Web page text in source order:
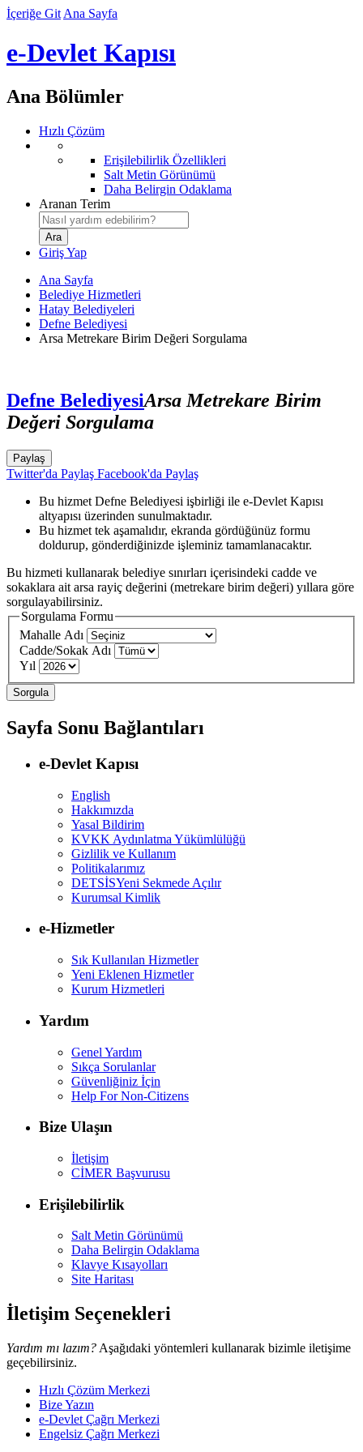
İçeriğe Git Ana Sayfa
e-Devlet Kapısı
Ana Bölümler
Hızlı Çözüm
Erişilebilirlik Özellikleri
Salt Metin Görünümü
Daha Belirgin Odaklama
Aranan Terim
Giriş Yap
Ana Sayfa
Belediye Hizmetleri
Hatay Belediyeleri
Defne Belediyesi
Arsa Metrekare Birim Değeri Sorgulama
Defne BelediyesiArsa Metrekare Birim
Değeri Sorgulama
Paylaş
Twitter'da Paylaş Facebook'da Paylaş
Bu hizmet Defne Belediyesi işbirliği ile e-Devlet Kapısı
altyapısı üzerinden sunulmaktadır.
Bu hizmet tek aşamalıdır, ekranda gördüğünüz formu
doldurup, gönderdiğinizde işleminiz tamamlanacaktır.
Bu hizmeti kullanarak belediye sınırları içerisindeki cadde ve
sokaklara ait arsa rayiç değerini (metrekare birim değeri) yıllara göre
sorgulayabilirsiniz.
Sorgulama Formu
Mahalle Adı
Cadde/Sokak Adı
Yıl
Sayfa Sonu Bağlantıları
e-Devlet Kapısı
English
Hakkımızda
Yasal Bildirim
KVKK Aydınlatma Yükümlülüğü
Gizlilik ve Kullanım
Politikalarımız
DETSİSYeni Sekmede Açılır
Kurumsal Kimlik
e-Hizmetler
Sık Kullanılan Hizmetler
Yeni Eklenen Hizmetler
Kurum Hizmetleri
Yardım
Genel Yardım
Sıkça Sorulanlar
Güvenliğiniz İçin
Help For Non-Citizens
Bize Ulaşın
İletişim
CİMER Başvurusu
Erişilebilirlik
Salt Metin Görünümü
Daha Belirgin Odaklama
Klavye Kısayolları
Site Haritası
İletişim Seçenekleri
Yardım mı lazım? Aşağıdaki yöntemleri kullanarak bizimle iletişime
geçebilirsiniz.
Hızlı Çözüm Merkezi
Bize Yazın
e-Devlet Çağrı Merkezi
Engelsiz Çağrı Merkezi